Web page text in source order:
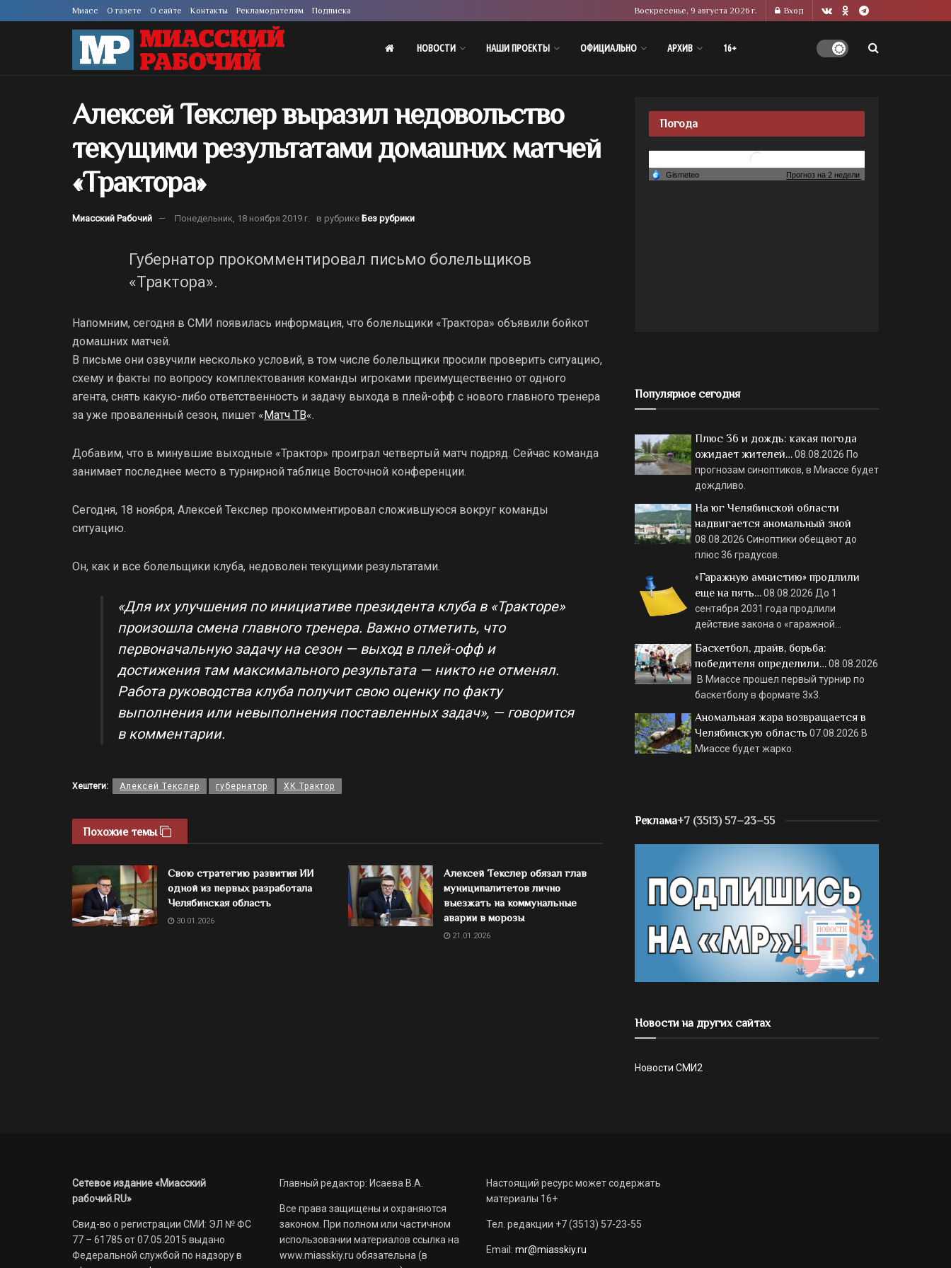
Миасс О газете О сайте Контакты Рекламодателям Подписка Воскресенье, 9 августа 2026 г. Вход
НОВОСТИ НАШИ ПРОЕКТЫ ОФИЦИАЛЬНО АРХИВ 16+
Алексей Текслер выразил недовольство
текущими результатами домашних матчей
«Трактора»
Миасский Рабочий Понедельник, 18 ноября 2019 г. в рубрике Без рубрики
Губернатор прокомментировал письмо болельщиков
«Трактора».
Напомним, сегодня в СМИ появилась информация, что болельщики «Трактора» объявили бойкот
домашних матчей.
В письме они озвучили несколько условий, в том числе болельщики просили проверить ситуацию,
схему и факты по вопросу комплектования команды игроками преимущественно от одного
агента, снять какую-либо ответственность и задачу выхода в плей-офф с нового главного тренера
за уже проваленный сезон, пишет «Матч ТВ«.
Добавим, что в минувшие выходные «Трактор» проиграл четвертый матч подряд. Сейчас команда
занимает последнее место в турнирной таблице Восточной конференции.
Сегодня, 18 ноября, Алексей Текслер прокомментировал сложившуюся вокруг команды
ситуацию.
Он, как и все болельщики клуба, недоволен текущими результатами.
«Для их улучшения по инициативе президента клуба в «Тракторе»
произошла смена главного тренера. Важно отметить, что
первоначальную задачу на сезон — выход в плей-офф и
достижения там максимального результата — никто не отменял.
Работа руководства клуба получит свою оценку по факту
выполнения или невыполнения поставленных задач», — говорится
в комментарии.
Хештеги: Алексей Текслер губернатор ХК Трактор
Похожие темы
Свою стратегию развития ИИ
одной из первых разработала
Челябинская область
30.01.2026
Алексей Текслер обязал глав
муниципалитетов лично
выезжать на коммунальные
аварии в морозы
21.01.2026
Погода
Популярное сегодня
Плюс 36 и дождь: какая погода
ожидает жителей…08.08.2026 По
прогнозам синоптиков, в Миассе будет
дождливо.
На юг Челябинской области
надвигается аномальный зной
08.08.2026 Синоптики обещают до
плюс 36 градусов.
«Гаражную амнистию» продлили
еще на пять…08.08.2026 До 1
сентября 2031 года продлили
действие закона о «гаражной…
Баскетбол, драйв, борьба:
победителя определили…08.08.2026
В Миассе прошел первый турнир по
баскетболу в формате 3х3.
Аномальная жара возвращается в
Челябинскую область 07.08.2026 В
Миассе будет жарко.
Реклама+7 (3513) 57–23–55
Новости на других сайтах
Новости СМИ2
Сетевое издание «Миасский
рабочий.RU»
Свид-во о регистрации СМИ: ЭЛ № ФС
77 – 61785 от 07.05.2015 выдано
Федеральной службой по надзору в
Главный редактор: Исаева В.А.
Все права защищены и охраняются
законом. При полном или частичном
использовании материалов ссылка на
www.miasskiy.ru обязательна (в
Настоящий ресурс может содержать
материалы 16+
Тел. редакции +7 (3513) 57-23-55
Email: mr@miasskiy.ru